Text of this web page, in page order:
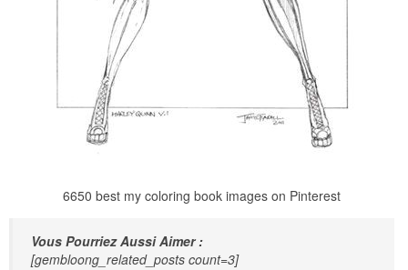
6650 best my coloring book images on Pinterest
Vous Pourriez Aussi Aimer :
[gembloong_related_posts count=3]